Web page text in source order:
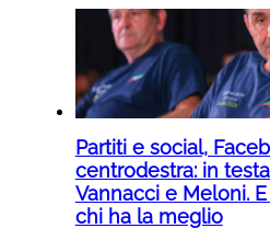
Partiti e social,
centrodestra: in
Vannacci e Meloni.
chi ha la meglio